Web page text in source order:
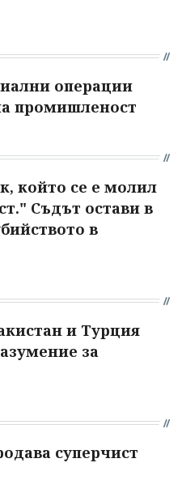
операции
промишленост
който се е молил
Съдът остави в
в
и Турция
за
суперчист